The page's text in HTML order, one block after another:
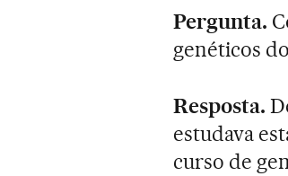
Pergunta.
genéticos
Resposta.
estudava
curso de